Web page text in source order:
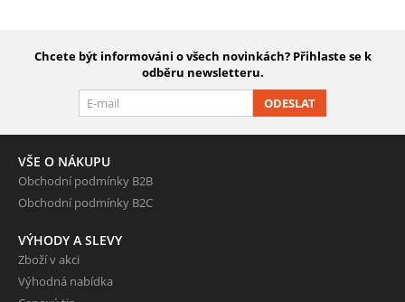
Chcete být informováni o všech novinkách? Přihlaste se k
odběru newsletteru.
ODESLAT
VŠE O NÁKUPU
Obchodní podmínky B2B
Obchodní podmínky B2C
VÝHODY A SLEVY
Zboží v akci
Výhodná nabídka